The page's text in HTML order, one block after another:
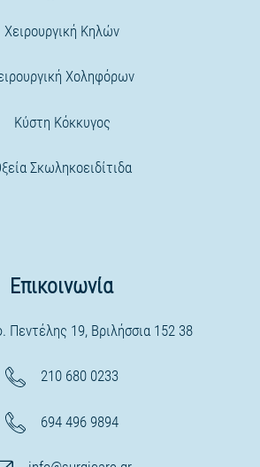
Χειρουργική Κηλών
Χοληφόρων
Kύστη Κόκκυγος
Σκωληκοειδίτιδα
Επικοινωνία
Πεντέλης 19, Βριλήσσια 152 38
210 680 0233
694 496 9894